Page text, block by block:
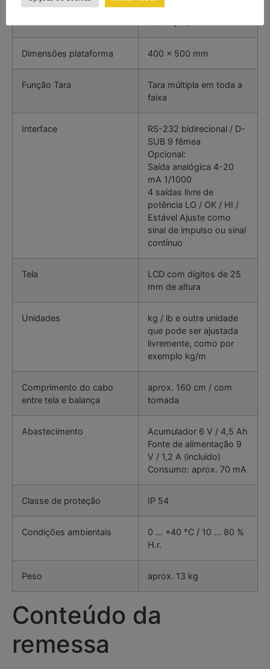
Incerteza
± 3 d (três vezes a
Dimensões plataforma 400 x 500 mm
Função Tara
Tara múltipla em toda a
faixa
Interface
RS-232 bidirecional / D-
SUB 9 fêmea
Opcional:
Saída analógica 4-20
mA 1/1000
4 saídas livre de
potência LO / OK / HI /
Estável Ajuste como
sinal de impulso ou sinal
contínuo
Tela
LCD com dígitos de 25
mm de altura
Unidades
kg / lb e outra unidade
que pode ser ajustada
livremente, como por
exemplo kg/m
Comprimento do cabo
entre tela e balança
aprox. 160 cm / com
tomada
Abastecimento
Acumulador 6 V / 4,5 Ah
Fonte de alimentação 9
V / 1,2 A (incluído)
Consumo: aprox. 70 mA
Classe de proteção IP 54
Condições ambientais
0 … +40 °C / 10 … 80 %
H.r.
Peso aprox. 13 kg
Conteúdo da
remessa